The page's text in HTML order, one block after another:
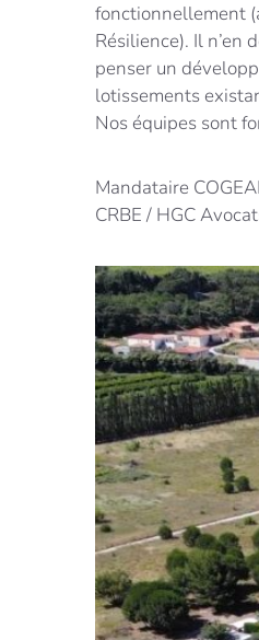
fonctionnellement
Résilience). Il n’en
penser un
lotissements
Nos équipes sont
Mandataire
CRBE / HGC